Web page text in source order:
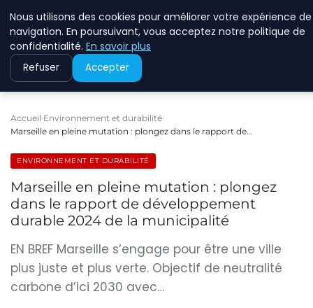
Accueil Environnement et durabilité
Marseille en pleine mutation : plongez dans le rapport de…
ENVIRONNEMENT ET DURABILITÉ
Marseille en pleine mutation : plongez
dans le rapport de développement
durable 2024 de la municipalité
EN BREF Marseille s’engage pour être une ville
plus juste et plus verte. Objectif de neutralité
carbone d’ici 2030 avec…
Nous utilisons des cookies pour améliorer votre expérience de
navigation. En poursuivant, vous acceptez notre politique de
confidentialité. En savoir plus
Refuser Accepter